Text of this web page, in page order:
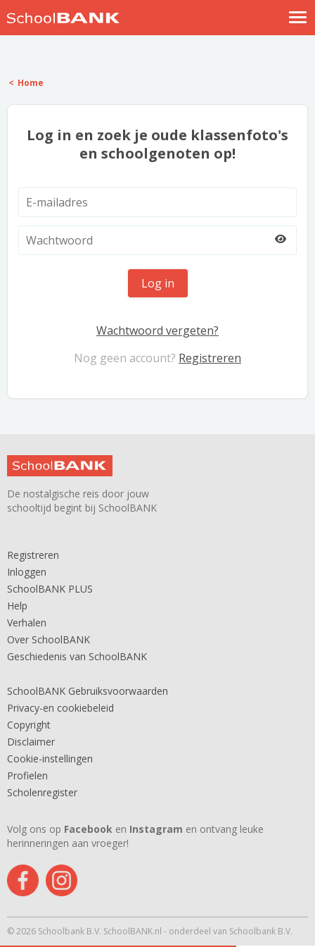
Help
Home
Log in en zoek je oude klassenfoto's
en schoolgenoten op!
Log in
Wachtwoord vergeten?
Nog geen account? Registreren
De nostalgische reis door jouw
schooltijd begint bij SchoolBANK
Registreren
Inloggen
SchoolBANK PLUS
Help
Verhalen
Over SchoolBANK
Geschiedenis van SchoolBANK
SchoolBANK Gebruiksvoorwaarden
Privacy-en cookiebeleid
Copyright
Disclaimer
Cookie-instellingen
Profielen
Scholenregister
Volg ons op Facebook en Instagram en ontvang leuke
herinneringen aan vroeger!
© 2026 Schoolbank B.V. SchoolBANK.nl - onderdeel van Schoolbank B.V.